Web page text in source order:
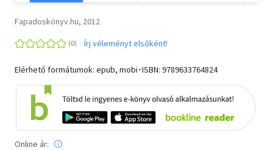
Fapadoskönyv.hu, 2012
Írj véleményt elsőként!
Elérhető formátumok: epub, mobi･ISBN: 9789633764824
Online ár: